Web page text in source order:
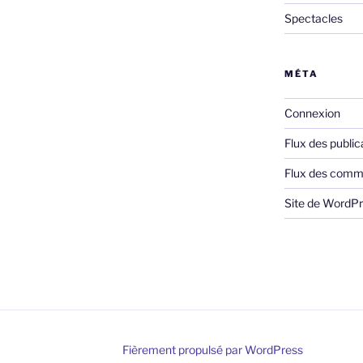
Spectacles
MÉTA
Connexion
Flux des
Flux des
Site de
Fièrement propulsé par WordPress